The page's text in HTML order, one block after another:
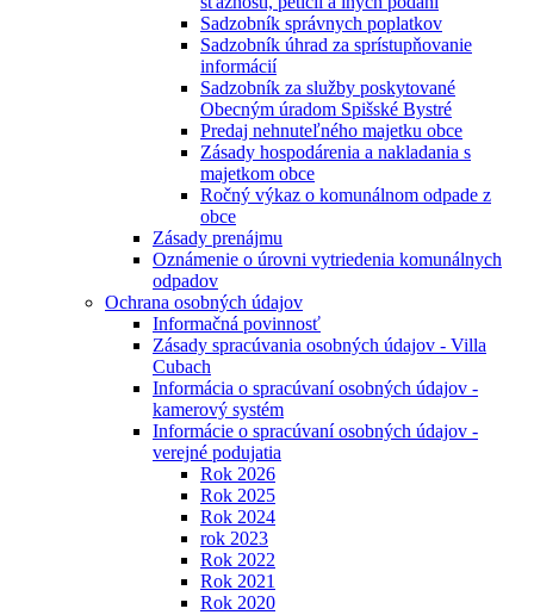
Sadzobník správnych poplatkov
Sadzobník úhrad za sprístupňovanie
informácií
Sadzobník za služby poskytované
Obecným úradom Spišské Bystré
Predaj nehnuteľného majetku obce
Zásady hospodárenia a nakladania s
majetkom obce
Ročný výkaz o komunálnom odpade z
obce
Zásady prenájmu
Oznámenie o úrovni vytriedenia komunálnych
odpadov
Ochrana osobných údajov
Informačná povinnosť
Zásady spracúvania osobných údajov - Villa
Cubach
Informácia o spracúvaní osobných údajov -
kamerový systém
Informácie o spracúvaní osobných údajov -
verejné podujatia
Rok 2026
Rok 2025
Rok 2024
rok 2023
Rok 2022
Rok 2021
Rok 2020